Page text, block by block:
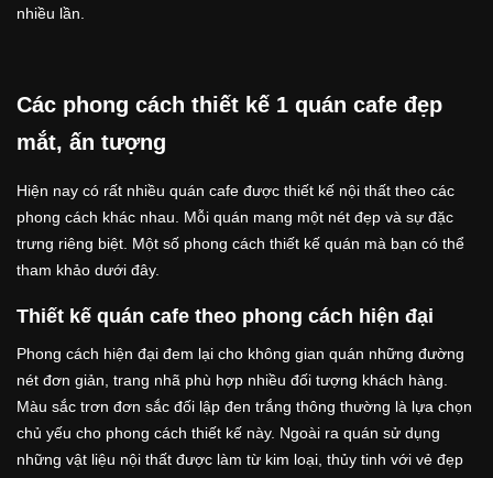
nhiều lần.
Các phong cách thiết kế 1 quán cafe đẹp
mắt, ấn tượng
Hiện nay có rất nhiều quán cafe được thiết kế nội thất theo các
phong cách khác nhau. Mỗi quán mang một nét đẹp và sự đặc
trưng riêng biệt. Một số phong cách thiết kế quán mà bạn có thể
tham khảo dưới đây.
Thiết kế quán cafe theo phong cách hiện đại
Phong cách hiện đại đem lại cho không gian quán những đường
nét đơn giản, trang nhã phù hợp nhiều đối tượng khách hàng.
Màu sắc trơn đơn sắc đối lập đen trắng thông thường là lựa chọn
chủ yếu cho phong cách thiết kế này. Ngoài ra quán sử dụng
những vật liệu nội thất được làm từ kim loại, thủy tinh với vẻ đẹp